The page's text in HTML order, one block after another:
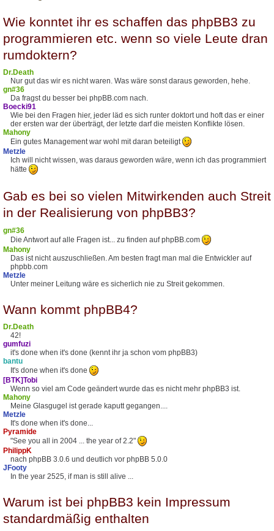
Wie konntet ihr es schaffen das phpBB3 zu
programmieren etc. wenn so viele Leute dran
rumdoktern?
Dr.Death
Nur gut das wir es nicht waren. Was wäre sonst daraus geworden, hehe.
gn#36
Da fragst du besser bei phpBB.com nach.
Boecki91
Wie bei den Fragen hier, jeder läd es sich runter doktort und hoft das er einer
der ersten war der überträgt, der letzte darf die meisten Konflikte lösen.
Mahony
Ein gutes Management war wohl mit daran beteiligt
Metzle
Ich will nicht wissen, was daraus geworden wäre, wenn ich das programmiert
hätte
Gab es bei so vielen Mitwirkenden auch Streit
in der Realisierung von phpBB3?
gn#36
Die Antwort auf alle Fragen ist... zu finden auf phpBB.com
Mahony
Das ist nicht auszuschließen. Am besten fragt man mal die Entwickler auf
phpbb.com
Metzle
Unter meiner Leitung wäre es sicherlich nie zu Streit gekommen.
Wann kommt phpBB4?
Dr.Death
42!
gumfuzi
it's done when it's done (kennt ihr ja schon vom phpBB3)
bantu
It's done when it's done
[BTK]Tobi
Wenn so viel am Code geändert wurde das es nicht mehr phpBB3 ist.
Mahony
Meine Glasgugel ist gerade kaputt gegangen....
Metzle
It's done when it's done...
Pyramide
"See you all in 2004 ... the year of 2.2"
PhilippK
nach phpBB 3.0.6 und deutlich vor phpBB 5.0.0
JFooty
In the year 2525, if man is still alive ...
Warum ist bei phpBB3 kein Impressum
standardmäßig enthalten